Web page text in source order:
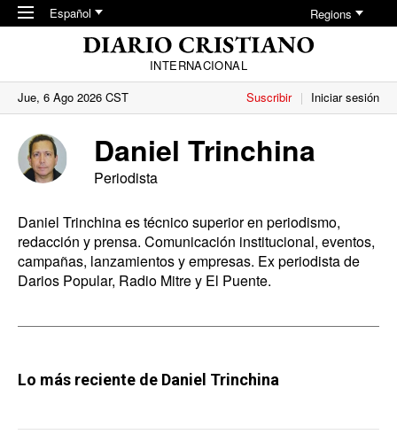
Skip to main content
Español Regions
INTERNACIONAL
Jue, 6 Ago 2026 CST
Suscribir Iniciar sesión
Daniel Trinchina
Periodista
Daniel Trinchina es técnico superior en periodismo,
redacción y prensa. Comunicación institucional, eventos,
campañas, lanzamientos y empresas. Ex periodista de
Darios Popular, Radio Mitre y El Puente.
Lo más reciente de Daniel Trinchina